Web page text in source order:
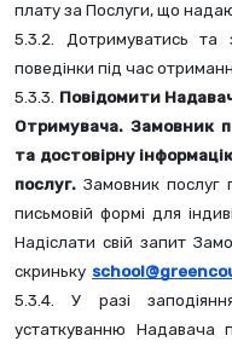
плату за Послуги, що
5.3.2. Дотримуватись та
поведінки під час
5.3.3. Повідомити
Отримувача. Замовник
та достовірну
послуг. Замовник послуг
письмовій формі для
Надіслати свій запит
скриньку
5.3.4. У разі
устаткуванню Надавача